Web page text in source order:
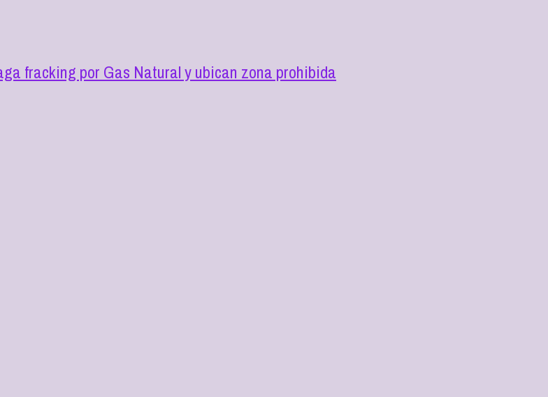
fracking por Gas Natural y ubican zona prohibida